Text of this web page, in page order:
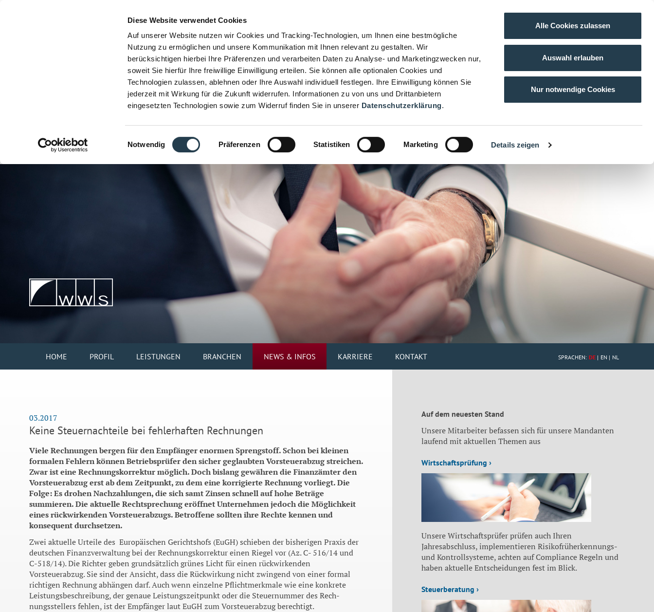
Diese Website verwendet Cookies
Auf unserer Website nutzen wir Cookies und Tracking-Technologien, um Ihnen eine bestmögliche
Nutzung zu ermöglichen und unsere Kommunikation mit Ihnen relevant zu gestalten. Wir
berücksichtigen hierbei Ihre Präferenzen und verarbeiten Daten zu Analyse- und Marketingzwecken nur,
soweit Sie hierfür Ihre freiwillige Einwilligung erteilen. Sie können alle optionalen Cookies und
Technologien zulassen, ablehnen oder Ihre Auswahl individuell festlegen. Ihre Einwilligung können Sie
jederzeit mit Wirkung für die Zukunft widerrufen. Informationen zu von uns und Drittanbietern
eingesetzten Technologien sowie zum Widerruf finden Sie in unserer Datenschutzerklärung.
Einwilligungsauswahl
Notwendig Präferenzen Statistiken Marketing Details zeigen
Alle Cookies zulassen
Auswahl erlauben
Nur notwendige Cookies
HOME PROFIL LEISTUNGEN BRANCHEN NEWS & INFOS KARRIERE KONTAKT SPRACHEN: DE EN NL
03.2017
Keine Steuernachteile bei fehlerhaften Rechnungen
Viele Rechnungen bergen für den Empfänger enormen Sprengstoff. Schon bei kleinen
formalen Fehlern können Betriebsprüfer den sicher geglaubten Vorsteuerabzug streichen.
Zwar ist eine Rechnungskorrektur möglich. Doch bislang gewähren die Finanzämter den
Vorsteuerabzug erst ab dem Zeitpunkt, zu dem eine korrigierte Rechnung vorliegt. Die
Folge: Es drohen Nachzahlungen, die sich samt Zinsen schnell auf hohe Beträge
summieren. Die aktuelle Rechtsprechung eröffnet Unternehmen jedoch die Möglichkeit
eines rückwirkenden Vorsteuerabzugs. Betroffene sollten ihre Rechte kennen und
konsequent durchsetzen.
Zwei aktuelle Urteile des Europäischen Gerichtshofs (EuGH) schieben der bisherigen Praxis der
deutschen Finanzver­waltung bei der Rechnungskor­rektur einen Riegel vor (Az. C- 516/14 und
C-518/14). Die Richter geben grundsätzlich grünes Licht für einen rückwirkenden
Vorsteuerabzug. Sie sind der An­sicht, dass die Rückwirkung nicht zwingend von einer formal
richtigen Rechnung abhängen darf. Auch wenn einzelne Pflicht­merkmale wie eine konkrete
Leistungsbeschreibung, der ge­naue Leistungszeitpunkt oder die Steuernummer des Rech­
nungsstellers fehlen, ist der Empfänger laut EuGH zum Vorsteuer­abzug berechtigt.
Auf dem neuesten Stand
Unsere Mitarbeiter befassen sich für unsere Mandanten
laufend mit aktuellen Themen aus
Wirtschaftsprüfung ›
Unsere Wirtschaftsprüfer prüfen auch Ihren
Jahresabschluss, implementieren Risikofrüherkennungs-
und Kontrollsysteme, achten auf Compliance Regeln und
haben aktuelle Entscheidungen fest im Blick.
Steuerberatung ›